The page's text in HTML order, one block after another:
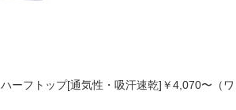
ハーフトップ[通気性・吸汗速乾]￥4,070〜（ワ